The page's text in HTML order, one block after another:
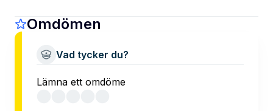
Omdömen
Vad tycker du?
Lämna ett omdöme